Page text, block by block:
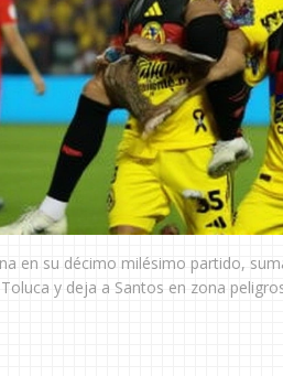
en su décimo milésimo partido,
y deja a Santos en zona